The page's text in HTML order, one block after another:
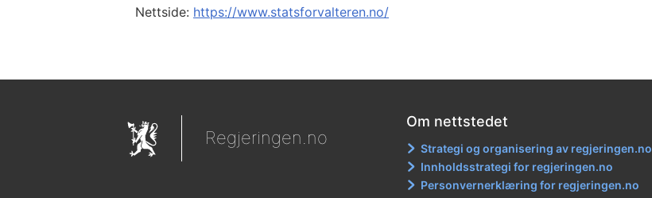
Nettside: https://www.statsforvalteren.no/
Regjeringen.no
Om nettstedet
Strategi og organisering av regjeringen.no
Innholdsstrategi for regjeringen.no
Personvernerklæring for regjeringen.no